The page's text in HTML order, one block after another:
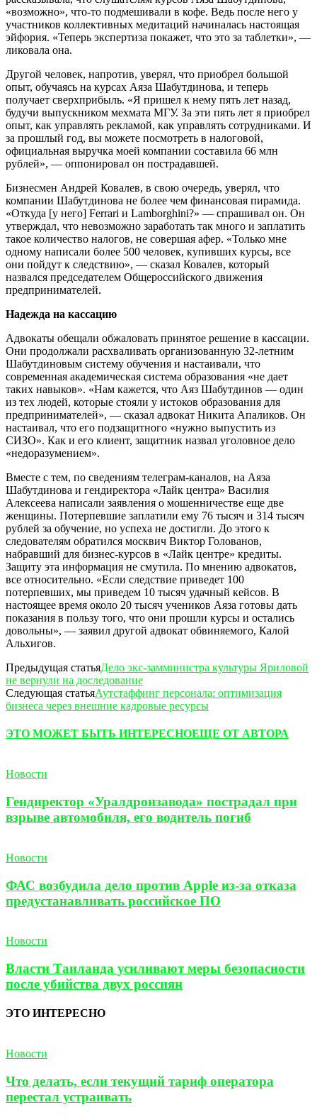
«возможно», что-то подмешивали в кофе. Ведь после него у
участников коллективных медитаций начиналась настоящая
эйфория. «Теперь экспертиза покажет, что это за таблетки», —
ликовала она.
Другой человек, напротив, уверял, что приобрел большой
опыт, обучаясь на курсах Аяза Шабутдинова, и теперь
получает сверхприбыль. «Я пришел к нему пять лет назад,
будучи выпускником мехмата МГУ. За эти пять лет я приобрел
опыт, как управлять рекламой, как управлять сотрудниками. И
за прошлый год, вы можете посмотреть в налоговой,
официальная выручка моей компании составила 66 млн
рублей», — оппонировал он пострадавшей.
Бизнесмен Андрей Ковалев, в свою очередь, уверял, что
компании Шабутдинова не более чем финансовая пирамида.
«Откуда [у него] Ferrari и Lamborghini?» — спрашивал он. Он
утверждал, что невозможно заработать так много и заплатить
такое количество налогов, не совершая афер. «Только мне
одному написали более 500 человек, купивших курсы, все
они пойдут к следствию», — сказал Ковалев, который
назвался председателем Общероссийского движения
предпринимателей.
Надежда на кассацию
Адвокаты обещали обжаловать принятое решение в кассации.
Они продолжали расхваливать организованную 32-летним
Шабутдиновым систему обучения и настаивали, что
современная академическая система образования «не дает
таких навыков». «Нам кажется, что Аяз Шабутдинов — один
из тех людей, которые стояли у истоков образования для
предпринимателей», — сказал адвокат Никита Апаликов. Он
настаивал, что его подзащитного «нужно выпустить из
СИЗО». Как и его клиент, защитник назвал уголовное дело
«недоразумением».
Вместе с тем, по сведениям телеграм-каналов, на Аяза
Шабутдинова и гендиректора «Лайк центра» Василия
Алексеева написали заявления о мошенничестве еще две
женщины. Потерпевшие заплатили ему 76 тысяч и 314 тысяч
рублей за обучение, но успеха не достигли. До этого к
следователям обратился москвич Виктор Голованов,
набравший для бизнес-курсов в «Лайк центре» кредиты.
Защиту эта информация не смутила. По мнению адвокатов,
все относительно. «Если следствие приведет 100
потерпевших, мы приведем 10 тысяч удачный кейсов. В
настоящее время около 20 тысяч учеников Аяза готовы дать
показания в пользу того, что они прошли курсы и остались
довольны», — заявил другой адвокат обвиняемого, Калой
Альхигов.
Предыдущая статьяДело экс-замминистра культуры Яриловой
не вернули на доследование
Следующая статьяАутстаффинг персонала: оптимизация
бизнеса через внешние кадровые ресурсы
ЭТО МОЖЕТ БЫТЬ ИНТЕРЕСНОЕЩЕ ОТ АВТОРА
Новости
Гендиректор «Уралдронзавода» пострадал при
взрыве автомобиля, его водитель погиб
Новости
ФАС возбудила дело против Apple из-за отказа
предустанавливать российское ПО
Новости
Власти Таиланда усиливают меры безопасности
после убийства двух россиян
ЭТО ИНТЕРЕСНО
Новости
Что делать, если текущий тариф оператора
перестал устраивать